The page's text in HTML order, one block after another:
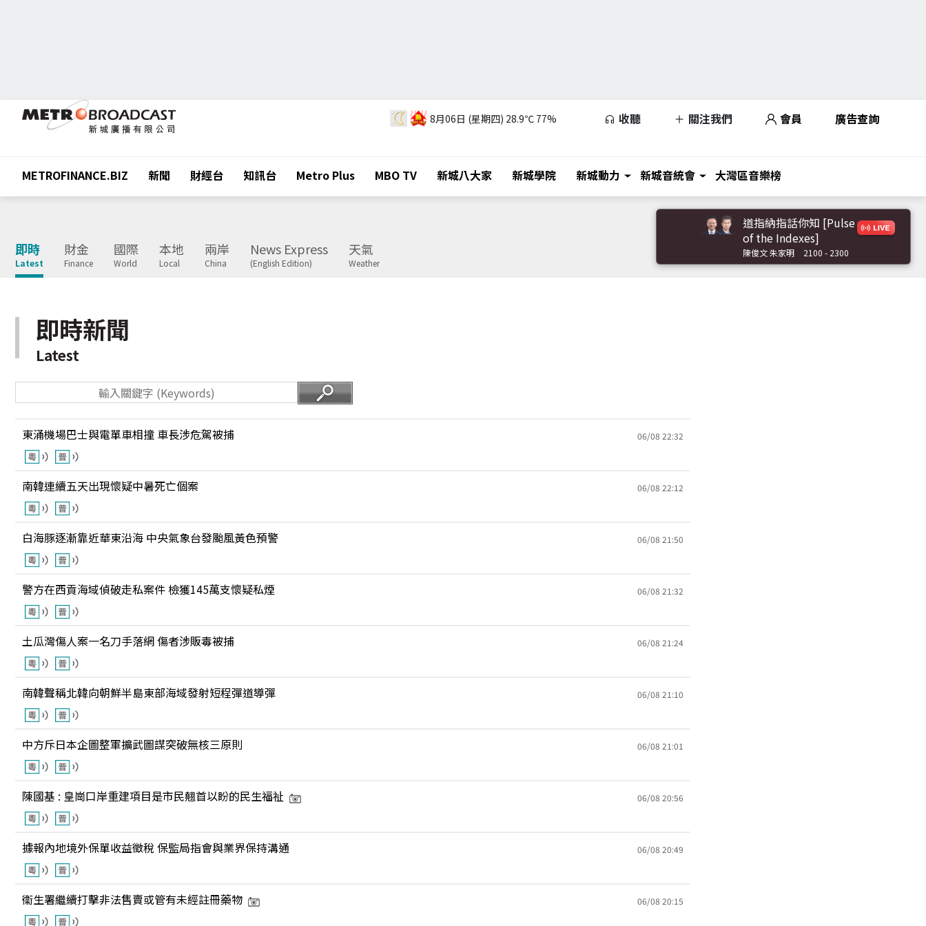
8月06日 (星期四) 28.9℃ 77% 收聽 關注我們 會員 廣告查詢
METROFINANCE.BIZ 新聞 財經台 知訊台 Metro Plus MBO TV 新城八大家 新城學院 新城動力 新城音統會 大灣區音樂榜
即時
Latest
財金
Finance
國際
World
本地
Local
兩岸
China
News Express
(English Edition)
天氣
Weather
道指納指話你知 [Pulse
of the Indexes]
陳俊文 朱家明 2100 - 2300
即時新聞
Latest
東涌機場巴士與電單車相撞 車長涉危駕被捕 06/08 22:32
南韓連續五天出現懷疑中暑死亡個案 06/08 22:12
白海豚逐漸靠近華東沿海 中央氣象台發颱風黃色預警 06/08 21:50
警方在西貢海域偵破走私案件 檢獲145萬支懷疑私煙 06/08 21:32
土瓜灣傷人案一名刀手落網 傷者涉販毒被捕 06/08 21:24
南韓聲稱北韓向朝鮮半島東部海域發射短程彈道導彈 06/08 21:10
中方斥日本企圖整軍擴武圖謀突破無核三原則 06/08 21:01
陳國基 : 皇崗口岸重建項目是市民翹首以盼的民生福祉 06/08 20:56
據報內地境外保單收益徵稅 保監局指會與業界保持溝通 06/08 20:49
衞生署繼續打擊非法售賣或管有未經註冊藥物 06/08 20:15